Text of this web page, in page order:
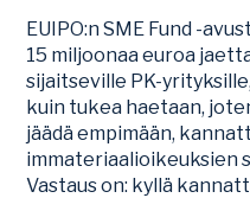
EUIPO:n SME Fund -
15 miljoonaa euroa
sijaitseville PK-
kuin tukea haetaan,
jäädä empimään,
immateriaalioikeuksien
Vastaus on: kyllä